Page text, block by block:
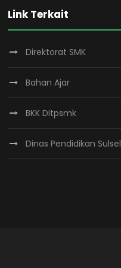
Link Terkait
Direktorat SMK
Bahan Ajar
BKK Ditpsmk
Dinas Pendidikan Sulsel